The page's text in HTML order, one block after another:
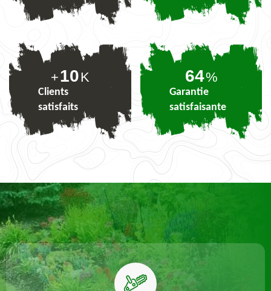
+10K
Clients
satisfaits
78%
Garantie
satisfaisante